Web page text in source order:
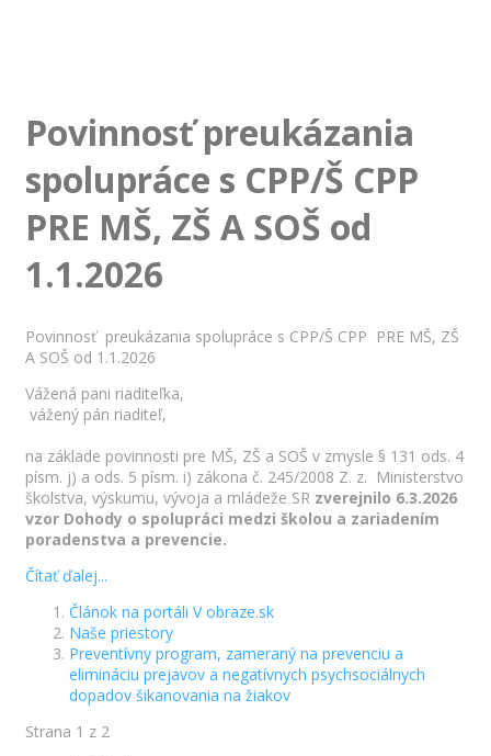
Povinnosť preukázania
spolupráce s CPP/Š CPP
PRE MŠ, ZŠ A SOŠ od
1.1.2026
Povinnosť preukázania spolupráce s CPP/Š CPP PRE MŠ, ZŠ
A SOŠ od 1.1.2026
Vážená pani riaditeľka,
vážený pán riaditeľ,
na základe povinnosti pre MŠ, ZŠ a SOŠ v zmysle § 131 ods. 4
písm. j) a ods. 5 písm. i) zákona č. 245/2008 Z. z. Ministerstvo
školstva, výskumu, vývoja a mládeže SR zverejnilo 6.3.2026
vzor Dohody o spolupráci medzi školou a zariadením
poradenstva a prevencie.
Čítať ďalej...
Článok na portáli V obraze.sk
Naše priestory
Preventívny program, zameraný na prevenciu a
elimináciu prejavov a negatívnych psychsociálnych
dopadov šikanovania na žiakov
Strana 1 z 2